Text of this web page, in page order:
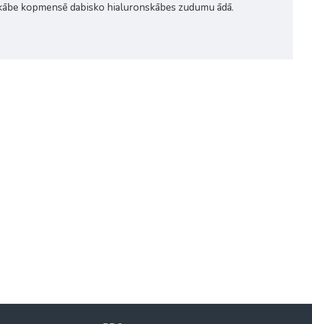
kopmensē dabisko hialuronskābes zudumu ādā.